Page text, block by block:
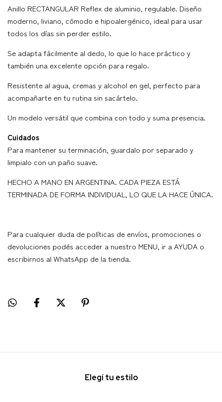
Anillo RECTANGULAR Reflex de aluminio, regulable. Diseño
moderno, liviano, cómodo e hipoalergénico, ideal para usar
todos los días sin perder estilo.
Se adapta fácilmente al dedo, lo que lo hace práctico y
también una excelente opción para regalo.
Resistente al agua, cremas y alcohol en gel, perfecto para
acompañarte en tu rutina sin sacártelo.
Un modelo versátil que combina con todo y suma presencia.
Cuidados
Para mantener su terminación, guardalo por separado y
limpialo con un paño suave.
HECHO A MANO EN ARGENTINA. CADA PIEZA ESTÁ
TERMINADA DE FORMA INDIVIDUAL, LO QUE LA HACE ÚNICA.
Para cualquier duda de políticas de envíos, promociones o
devoluciones podés acceder a nuestro MENU, ir a AYUDA o
escribirnos al WhatsApp de la tienda.
Elegí tu estilo